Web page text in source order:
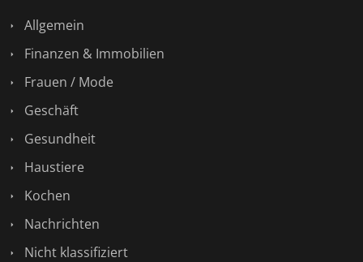
Allgemein
Finanzen & Immobilien
Frauen / Mode
Geschäft
Gesundheit
Haustiere
Kochen
Nachrichten
Nicht klassifiziert